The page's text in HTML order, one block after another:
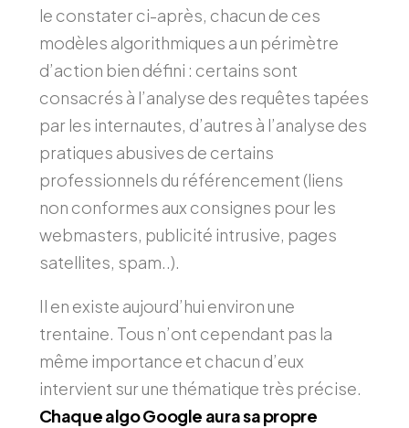
le constater ci-après, chacun de ces
modèles algorithmiques a un périmètre
d’action bien défini : certains sont
consacrés à l’analyse des requêtes tapées
par les internautes, d’autres à l’analyse des
pratiques abusives de certains
professionnels du référencement (liens
non conformes aux consignes pour les
webmasters, publicité intrusive, pages
satellites, spam..).
Il en existe aujourd’hui environ une
trentaine. Tous n’ont cependant pas la
même importance et chacun d’eux
intervient sur une thématique très précise.
Chaque algo Google aura sa propre